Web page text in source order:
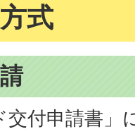
式
交付申請書」